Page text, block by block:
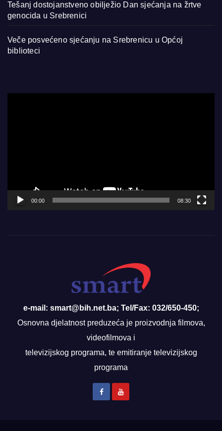
Tešanj dostojanstveno obilježio Dan sjećanja na žrtve
genocida u Srebrenici
Veče posvećeno sjećanju na Srebrenicu u Općoj
biblioteci
00:00 08:30
e-mail: smart@bih.net.ba; Tel/Fax: 032/650-450;
Osnovna djelatnost preduzeća je proizvodnja filmova,
videofilmova i
televizijskog programa, te emitiranje televizijskog
programa